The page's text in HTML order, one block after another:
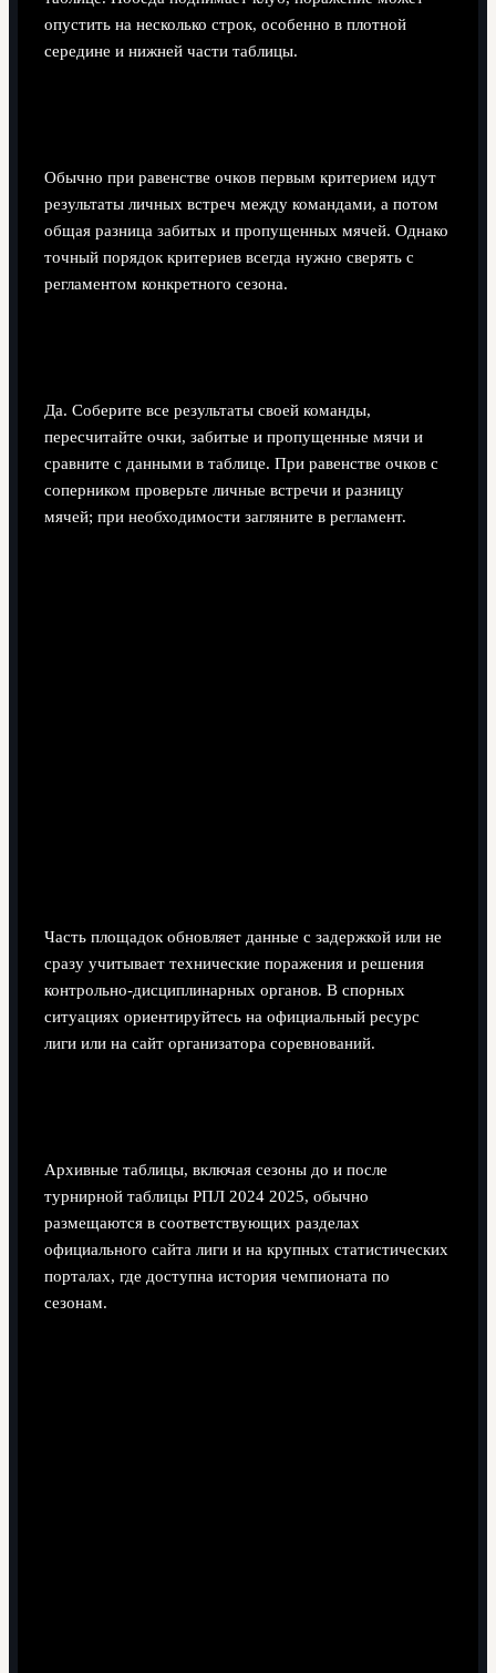
опустить на несколько строк, особенно в плотной
середине и нижней части таблицы.
Обычно при равенстве очков первым критерием идут
результаты личных встреч между командами, а потом
общая разница забитых и пропущенных мячей. Однако
точный порядок критериев всегда нужно сверять с
регламентом конкретного сезона.
Да. Соберите все результаты своей команды,
пересчитайте очки, забитые и пропущенные мячи и
сравните с данными в таблице. При равенстве очков с
соперником проверьте личные встречи и разницу
мячей; при необходимости загляните в регламент.
Часть площадок обновляет данные с задержкой или не
сразу учитывает технические поражения и решения
контрольно-дисциплинарных органов. В спорных
ситуациях ориентируйтесь на официальный ресурс
лиги или на сайт организатора соревнований.
Архивные таблицы, включая сезоны до и после
турнирной таблицы РПЛ 2024 2025, обычно
размещаются в соответствующих разделах
официального сайта лиги и на крупных статистических
порталах, где доступна история чемпионата по
сезонам.